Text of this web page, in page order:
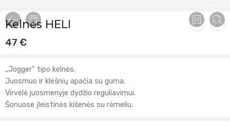
Kelnės HELI
47 €
„Jogger” tipo kelnės.
Juosmuo ir klešnių apačia su guma.
Virvelė juosmenyje dydžio reguliavimui.
Šonuose įleistinės kišenės su rėmeliu.